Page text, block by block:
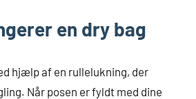
en dry bag
hjælp af en rullelukning, der
Når posen er fyldt med dine